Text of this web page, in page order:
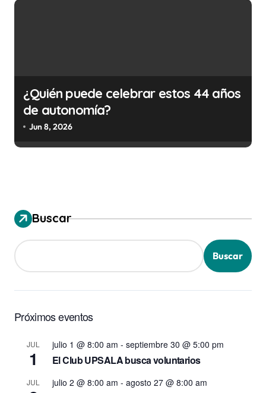
¿Quién puede celebrar estos 44 años
de autonomía?
Jun 8, 2026
Buscar
Buscar
Próximos eventos
JUL
1
julio 1 @ 8:00 am - septiembre 30 @ 5:00 pm
El Club UPSALA busca voluntarios
JUL julio 2 @ 8:00 am - agosto 27 @ 8:00 am